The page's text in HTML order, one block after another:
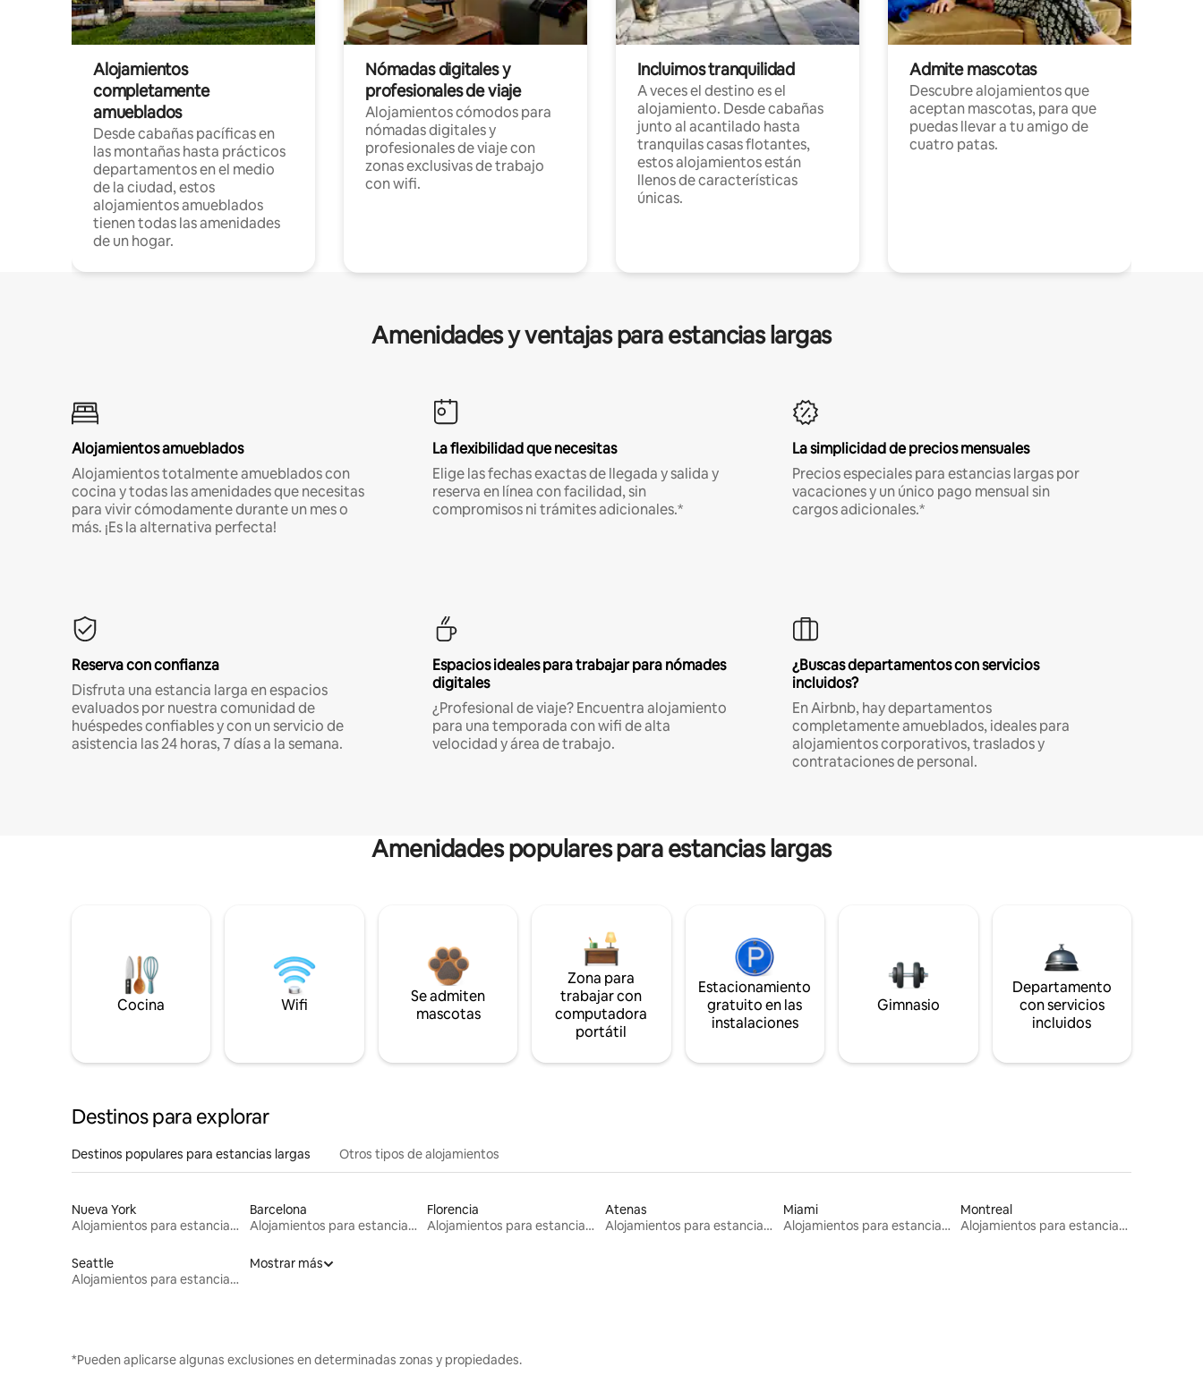
Alojamientos
completamente
amueblados
Desde cabañas pacíficas en
las montañas hasta prácticos
departamentos en el medio
de la ciudad, estos
alojamientos amueblados
tienen todas las amenidades
de un hogar.
Nómadas digitales y
profesionales de viaje
Alojamientos cómodos para
nómadas digitales y
profesionales de viaje con
zonas exclusivas de trabajo
con wifi.
Incluimos tranquilidad
A veces el destino es el
alojamiento. Desde cabañas
junto al acantilado hasta
tranquilas casas flotantes,
estos alojamientos están
llenos de características
únicas.
Admite mascotas
Descubre alojamientos que
aceptan mascotas, para que
puedas llevar a tu amigo de
cuatro patas.
Amenidades y ventajas para estancias largas
Alojamientos amueblados
Alojamientos totalmente amueblados con
cocina y todas las amenidades que necesitas
para vivir cómodamente durante un mes o
más. ¡Es la alternativa perfecta!
La flexibilidad que necesitas
Elige las fechas exactas de llegada y salida y
reserva en línea con facilidad, sin
compromisos ni trámites adicionales.*
La simplicidad de precios mensuales
Precios especiales para estancias largas por
vacaciones y un único pago mensual sin
cargos adicionales.*
Reserva con confianza
Disfruta una estancia larga en espacios
evaluados por nuestra comunidad de
huéspedes confiables y con un servicio de
asistencia las 24 horas, 7 días a la semana.
Espacios ideales para trabajar para nómades
digitales
¿Profesional de viaje? Encuentra alojamiento
para una temporada con wifi de alta
velocidad y área de trabajo.
¿Buscas departamentos con servicios
incluidos?
En Airbnb, hay departamentos
completamente amueblados, ideales para
alojamientos corporativos, traslados y
contrataciones de personal.
Amenidades populares para estancias largas
Cocina Wifi
Se admiten
mascotas
Zona para
trabajar con
computadora
portátil
Estacionamiento
gratuito en las
instalaciones
Gimnasio
Departamento
con servicios
incluidos
Destinos para explorar
Destinos populares para estancias largas Otros tipos de alojamientos
Nueva York
Alojamientos para estancias largas
Barcelona
Alojamientos para estancias largas
Florencia
Alojamientos para estancias largas
Atenas
Alojamientos para estancias largas
Miami
Alojamientos para estancias largas
Montreal
Alojamientos para estancias largas
Seattle
Alojamientos para estancias largas
Mostrar más
*Pueden aplicarse algunas exclusiones en determinadas zonas y propiedades.